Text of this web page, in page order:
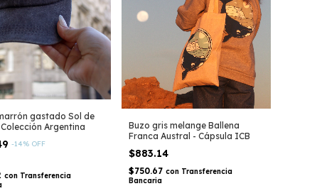
gastado Sol de
Argentina
-14% OFF
con Transferencia
Buzo gris melange Ballena
Franca Austral - Cápsula ICB
$883.14
$750.67 con Transferencia
Bancaria